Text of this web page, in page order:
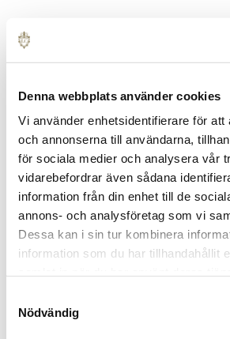
Denna webbplats använder cookies
Vi använder enhetsidentifierare för att
och annonserna till användarna,
för sociala medier och analysera vår
vidarebefordrar även sådana
information från din enhet till de
annons- och analysföretag som vi
Dessa kan i sin tur kombinera
information som du har tillhandahållit
Nödvändig
TILLBAKA
Logga in på
På Mina Sidor sammanställer vi
Här får du en tydlig